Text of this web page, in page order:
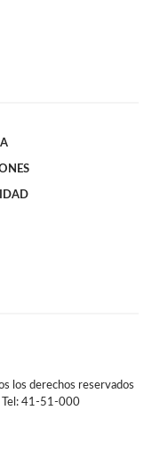
los derechos reservados
Tel: 41-51-000